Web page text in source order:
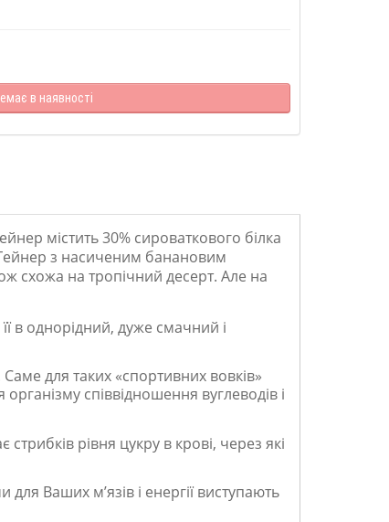
в наявності
містить 30% сироваткового білка
з насиченим банановим
схожа на тропічний десерт. Але на
в однорідний, дуже смачний і
для таких «спортивних вовків»
співвідношення вуглеводів і
рівня цукру в крові, через які
Ваших м’язів і енергії виступають